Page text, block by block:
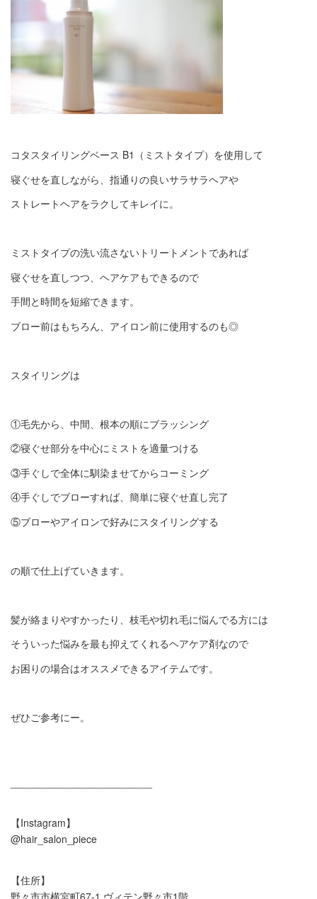
コタスタイリングベース B1（ミストタイプ）を使用して
寝ぐせを直しながら、指通りの良いサラサラヘアや
ストレートヘアをラクしてキレイに。
ミストタイプの洗い流さないトリートメントであれば
寝ぐせを直しつつ、ヘアケアもできるので
手間と時間を短縮できます。
ブロー前はもちろん、アイロン前に使用するのも◎
スタイリングは
①毛先から、中間、根本の順にブラッシング
②寝ぐせ部分を中心にミストを適量つける
③手ぐしで全体に馴染ませてからコーミング
④手ぐしでブローすれば、簡単に寝ぐせ直し完了
⑤ブローやアイロンで好みにスタイリングする
の順で仕上げていきます。
髪が絡まりやすかったり、枝毛や切れ毛に悩んでる方には
そういった悩みを最も抑えてくれるヘアケア剤なので
お困りの場合はオススメできるアイテムです。
ぜひご参考にー。
【Instagram】
@hair_salon_piece
【住所】
野々市市横宮町67-1 ヴィテン野々市1階